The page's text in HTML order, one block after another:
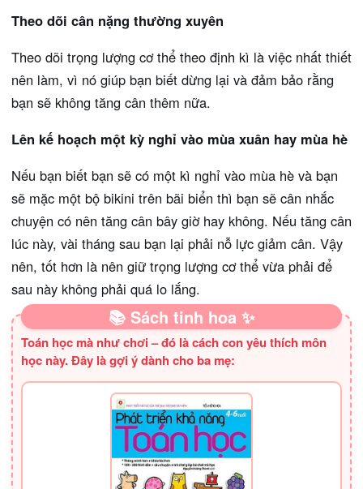
Theo dõi cân nặng thường xuyên
Theo dõi trọng lượng cơ thể theo định kì là việc nhất thiết
nên làm, vì nó giúp bạn biết dừng lại và đảm bảo rằng
bạn sẽ không tăng cân thêm nữa.
Lên kế hoạch một kỳ nghỉ vào mùa xuân hay mùa hè
Nếu bạn biết bạn sẽ có một kì nghỉ vào mùa hè và bạn
sẽ mặc một bộ bikini trên bãi biển thì bạn sẽ cân nhắc
chuyện có nên tăng cân bây giờ hay không. Nếu tăng cân
lúc này, vài tháng sau bạn lại phải nỗ lực giảm cân. Vậy
nên, tốt hơn là nên giữ trọng lượng cơ thể vừa phải để
sau này không phải quá lo lắng.
📚 Sách tinh hoa ✨
Toán học mà như chơi – đó là cách con yêu thích môn
học này. Đây là gợi ý dành cho ba mẹ: